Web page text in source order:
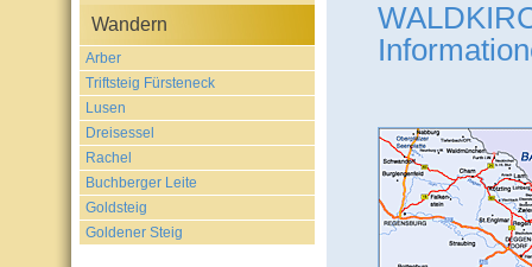
Wandern
Arber
Triftsteig Fürsteneck
Lusen
Dreisessel
Rachel
Buchberger Leite
Goldsteig
Goldener Steig